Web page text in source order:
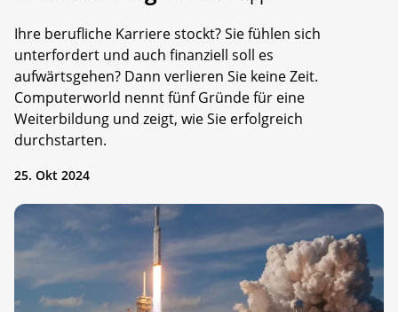
Ihre berufliche Karriere stockt? Sie fühlen sich
unterfordert und auch finanziell soll es
aufwärtsgehen? Dann verlieren Sie keine Zeit.
Computerworld nennt fünf Gründe für eine
Weiterbildung und zeigt, wie Sie erfolgreich
durchstarten.
25. Okt 2024